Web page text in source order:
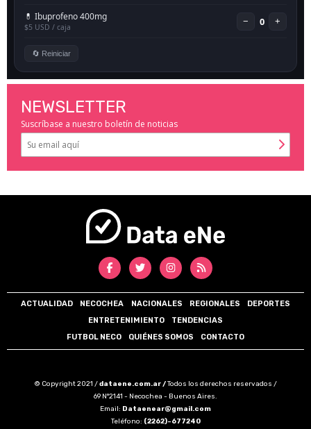
NEWSLETTER
Suscríbase a nuestro boletín de noticias
ACTUALIDAD NECOCHEA NACIONALES REGIONALES
DEPORTES
ENTRETENIMIENTO
TENDENCIAS
FUTBOL NECO
QUIÉNES SOMOS CONTACTO
© Copyright 2021 /dataene.com.ar /Todos los derechos reservados /
69 N°2141 - Necochea - Buenos Aires.
Email: Dataenear@gmail.com
Teléfono: (2262)-677240